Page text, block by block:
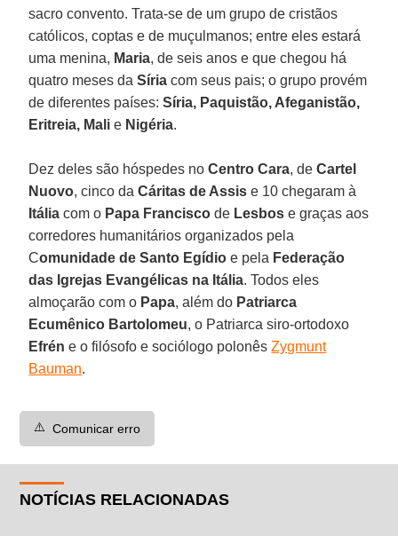
sacro convento. Trata-se de um grupo de cristãos
católicos, coptas e de muçulmanos; entre eles estará
uma menina, Maria, de seis anos e que chegou há
quatro meses daSíria com seus pais; o grupo provém
de diferentes países:Síria, Paquistão, Afeganistão,
Eritreia, Malie Nigéria.
Dez deles são hóspedes noCentro Cara, de Cartel
Nuovo, cinco daCáritas de Assis e 10 chegaram à
Itália com o Papa Francisco de Lesbos e graças aos
corredores humanitários organizados pela
Comunidade de Santo Egídio e pela Federação
das Igrejas Evangélicas na Itália. Todos eles
almoçarão com o Papa, além do Patriarca
Ecumênico Bartolomeu, o Patriarca siro-ortodoxo
Efrén e o filósofo e sociólogo polonêsZygmunt
Bauman.
⚠️ Comunicar erro
NOTÍCIAS RELACIONADAS